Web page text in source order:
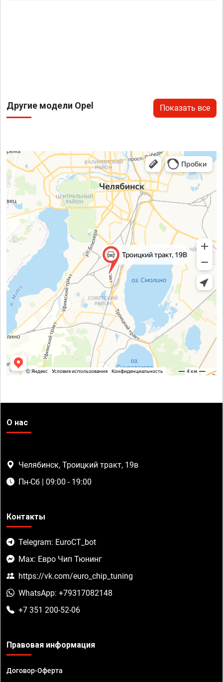
Другие модели Opel Показать все
О нас
Челябинск, Троицкий тракт, 19в
Пн-Сб | 09:00 - 19:00
Контакты
Telegram: EuroCT_bot
Max: Евро Чип Тюнинг
https://vk.com/euro_chip_tuning
WhatsApp: +79317082148
+7 351 200-52-06
Правовая информация
Договор-Оферта